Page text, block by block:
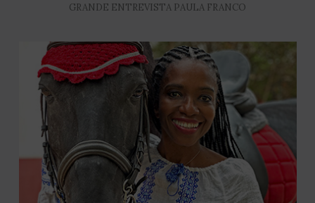
GRANDE ENTREVISTA PAULA FRANCO